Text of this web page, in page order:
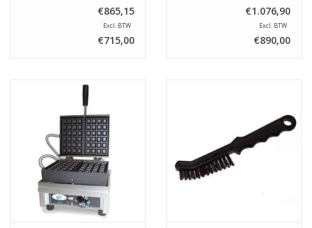
€865,15
Excl. BTW
€715,00
€1.076,90
Excl. BTW
€890,00